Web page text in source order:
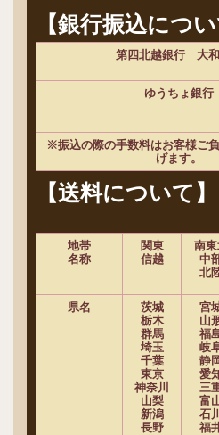
【銀行振込につい
第四北越銀行 大
ゆうちょ銀行
※振込の際の手数料はお客様ご
げます。
【送料について】
地帯
名称
関東
信越
南東
中
北
県名
茨城
栃木
群馬
埼玉
千葉
東京
神奈川
山梨
新潟
長野
宮
山
福
岐
静
愛
三
富
石川
福